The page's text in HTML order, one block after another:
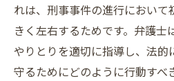
れは、刑事事件の進行におい
きく左右するためです。弁護士
やりとりを適切に指導し、法的
守るためにどのように行動すべ